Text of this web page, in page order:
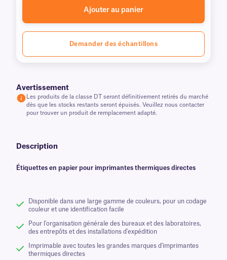
Ajouter au panier
Demander des échantillons
Avertissement
Les produits de la classe DT seront définitivement retirés du marché
dès que les stocks restants seront épuisés. Veuillez nous contacter
pour trouver un produit de remplacement adapté.
Description
Étiquettes en papier pour imprimantes thermiques directes
Disponible dans une large gamme de couleurs, pour un codage
couleur et une identification facile
Pour l'organisation générale des bureaux et des laboratoires,
des entrepôts et des installations d'expédition
Imprimable avec toutes les grandes marques d'imprimantes
thermiques directes